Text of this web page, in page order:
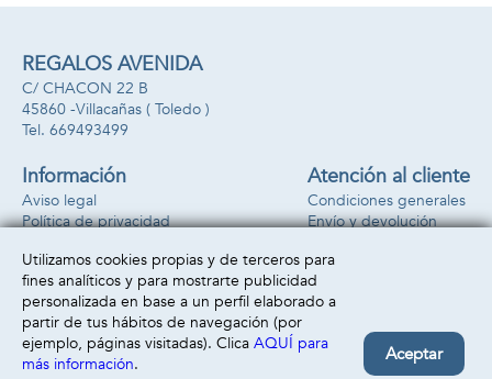
REGALOS AVENIDA
C/ CHACON 22 B
45860 -Villacañas ( Toledo )
669493499
Información
Aviso legal
Política de privacidad
Atención al cliente
Condiciones generales
Envío y devolución
Formas de pago
Utilizamos cookies propias y de terceros para
fines analíticos y para mostrarte publicidad
personalizada en base a un perfil elaborado a
partir de tus hábitos de navegación (por
ejemplo, páginas visitadas). Clica AQUÍ para
más información. Aceptar